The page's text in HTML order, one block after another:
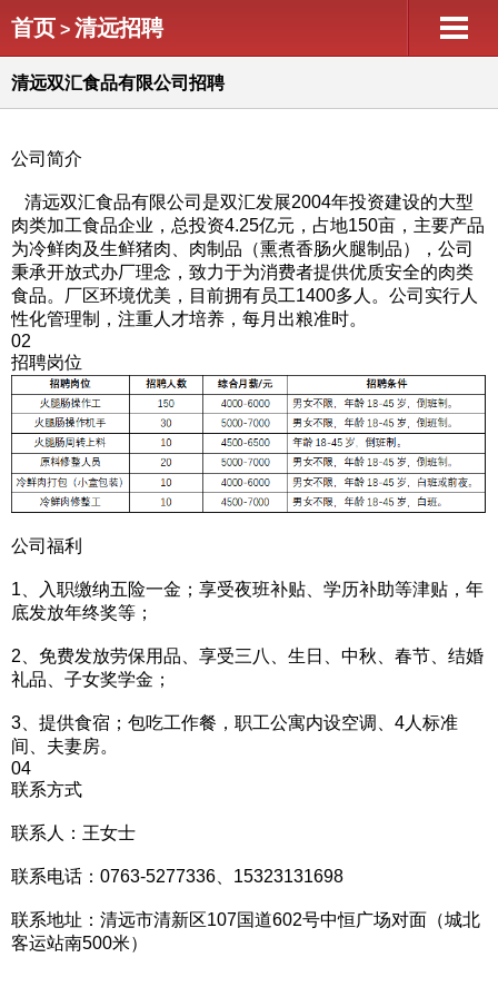
首页 > 清远招聘
清远双汇食品有限公司招聘
公司简介
清远双汇食品有限公司是双汇发展2004年投资建设的大型
肉类加工食品企业，总投资4.25亿元，占地150亩，主要产品
为冷鲜肉及生鲜猪肉、肉制品（熏煮香肠火腿制品），公司
秉承开放式办厂理念，致力于为消费者提供优质安全的肉类
食品。厂区环境优美，目前拥有员工1400多人。公司实行人
性化管理制，注重人才培养，每月出粮准时。
02
招聘岗位
公司福利
1、入职缴纳五险一金；享受夜班补贴、学历补助等津贴，年
底发放年终奖等；
2、免费发放劳保用品、享受三八、生日、中秋、春节、结婚
礼品、子女奖学金；
3、提供食宿；包吃工作餐，职工公寓内设空调、4人标准
间、夫妻房。
04
联系方式
联系人：王女士
联系电话：0763-5277336、15323131698
联系地址：清远市清新区107国道602号中恒广场对面（城北
客运站南500米）